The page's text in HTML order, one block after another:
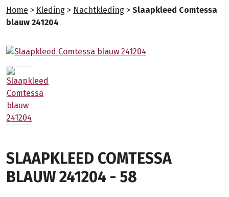
Home > Kleding > Nachtkleding > Slaapkleed Comtessa
blauw 241204
SLAAPKLEED COMTESSA
BLAUW 241204 - 58